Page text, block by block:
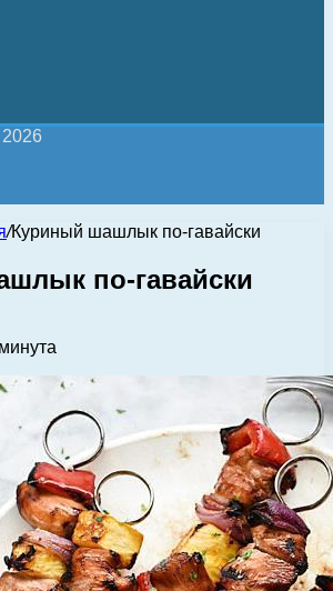
2026
/Куриный шашлык по-гавайски
по-гавайски